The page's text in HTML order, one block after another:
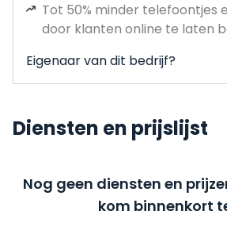
Tot 50% minder telefoontjes
door klanten online te laten
Eigenaar van dit bedrijf?
Diensten en prijslijst
Nog geen diensten en
kom binnenkort